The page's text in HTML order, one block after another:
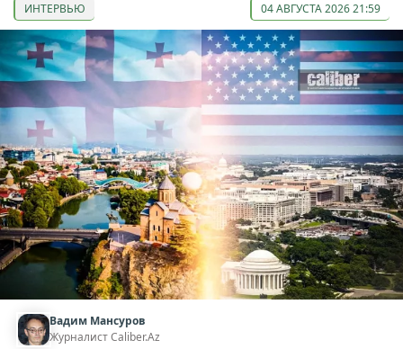
ИНТЕРВЬЮ 04 АВГУСТА 2026 21:59
Вадим Мансуров
Журналист Caliber.Az